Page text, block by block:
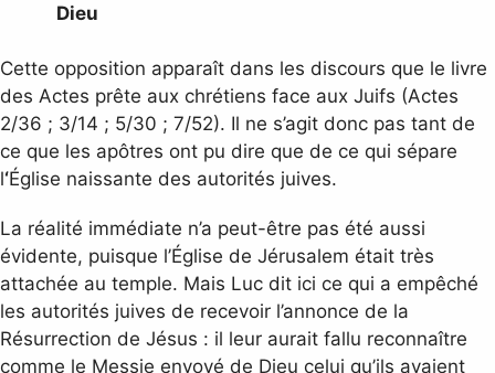
Dieu
Cette opposition apparaît dans les discours que le livre
des Actes prête aux chrétiens face aux Juifs (Actes
2/36 ; 3/14 ; 5/30 ; 7/52). Il ne s’agit donc pas tant de
ce que les apôtres ont pu dire que de ce qui sépare
l‘Église naissante des autorités juives.
La réalité immédiate n’a peut-être pas été aussi
évidente, puisque l’Église de Jérusalem était très
attachée au temple. Mais Luc dit ici ce qui a empêché
les autorités juives de recevoir l’annonce de la
Résurrection de Jésus : il leur aurait fallu reconnaître
comme le Messie envoyé de Dieu celui qu’ils avaient